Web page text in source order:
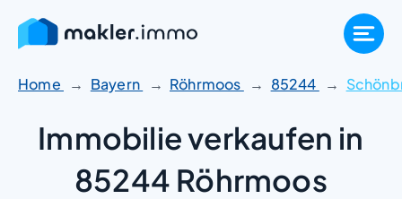
Zum
Inhalt
springen
Home Bayern Röhrmoos 85244
Immobilie verkaufen in
85244 Röhrmoos